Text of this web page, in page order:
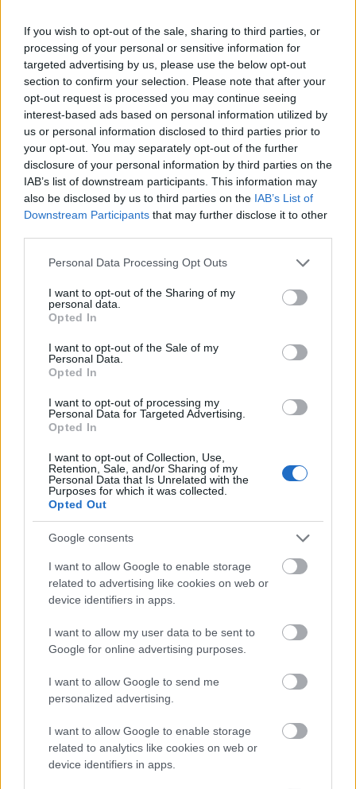
If you wish to opt-out of the sale, sharing to third parties, or
processing of your personal or sensitive information for
targeted advertising by us, please use the below opt-out
section to confirm your selection. Please note that after your
opt-out request is processed you may continue seeing
interest-based ads based on personal information utilized by
us or personal information disclosed to third parties prior to
your opt-out. You may separately opt-out of the further
disclosure of your personal information by third parties on the
IAB’s list of downstream participants. This information may
also be disclosed by us to third parties on the IAB’s List of
Downstream Participants that may further disclose it to other
Please note that this website/app uses one or more Google
not limited to your visit or usage behaviour. You may click to
grant or deny consent to Google and its third-party tags to
use your data for below specified purposes in below Google
consent section.
Personal Data Processing Opt Outs
I want to opt-out of the Sharing of my
personal data.
Opted In
I want to opt-out of the Sale of my
Personal Data.
Opted In
I want to opt-out of processing my
Personal Data for Targeted Advertising.
Opted In
I want to opt-out of Collection, Use,
Retention, Sale, and/or Sharing of my
Personal Data that Is Unrelated with the
Purposes for which it was collected.
Opted Out
Google consents
I want to allow Google to enable storage
related to advertising like cookies on web or
device identifiers in apps.
I want to allow my user data to be sent to
Google for online advertising purposes.
I want to allow Google to send me
personalized advertising.
I want to allow Google to enable storage
related to analytics like cookies on web or
device identifiers in apps.
Hitelfordulat 2026: elzárja a pénzcsapot az
állam
ELEMZÉSEK 2026. júl. 22.
Vagyonvisszaszerzés: amikor a pénz
ELEMZÉSEK 2026. júl. 21.
Kéthónapos a Tisza-kormány: íme a mérleg!